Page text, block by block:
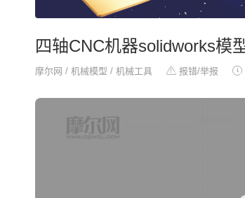
四轴CNC机器solidworks模
摩尔网 / 机械模型 / 机械工具 报错/举报